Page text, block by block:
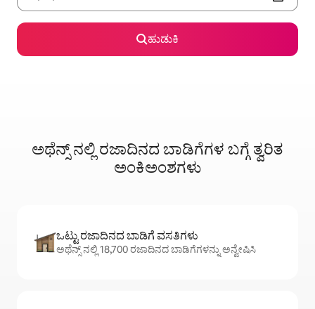
ಹುಡುಕಿ
ಅಥೆನ್ಸ್ ನಲ್ಲಿ ರಜಾದಿನದ ಬಾಡಿಗೆಗಳ ಬಗ್ಗೆ ತ್ವರಿತ
ಅಂಕಿಅಂಶಗಳು
ಒಟ್ಟು ರಜಾದಿನದ ಬಾಡಿಗೆ ವಸತಿಗಳು
ಅಥೆನ್ಸ್ ನಲ್ಲಿ 18,700 ರಜಾದಿನದ ಬಾಡಿಗೆಗಳನ್ನು ಅನ್ವೇಷಿಸಿ